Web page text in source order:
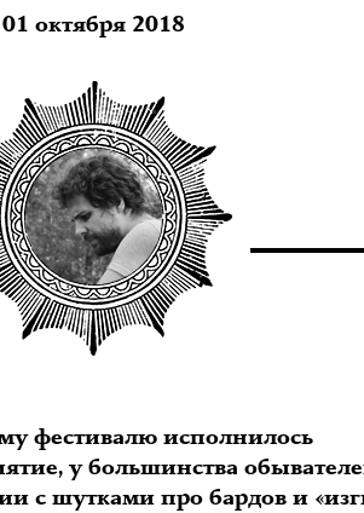
01 октября 2018
фестивалю исполнилось
у большинства
с шутками про бардов и